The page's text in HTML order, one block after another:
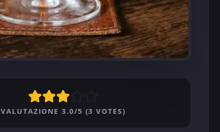
VALUTAZIONE 3.0/5 (3 VOTES)